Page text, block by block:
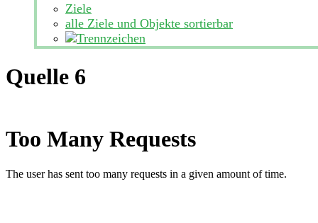
Ziele
alle Ziele und Objekte sortierbar
Quelle 6